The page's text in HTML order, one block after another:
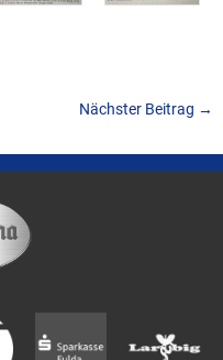
Nächster Beitrag →